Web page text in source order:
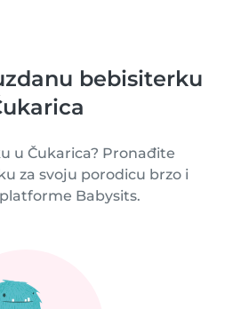
bebisiterku
u Čukarica? Pronađite
za svoju porodicu brzo i
Babysits.